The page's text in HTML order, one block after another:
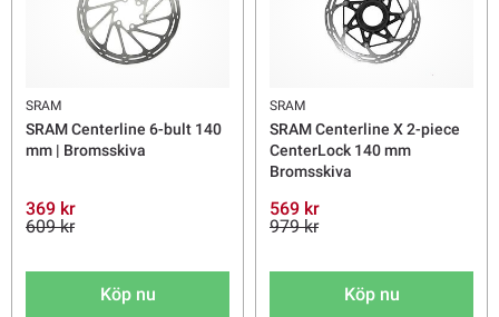
SRAM
SRAM Centerline 6-bult 140
mm | Bromsskiva
369 kr
609 kr
Köp nu
SRAM
SRAM Centerline X 2-piece
CenterLock 140 mm
Bromsskiva
569 kr
979 kr
Köp nu